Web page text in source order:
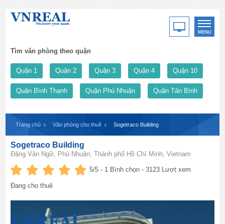
Tìm văn phòng theo quận
Quận 1 Quận 2 Quận 3 Quận 4 Quận 10
Quận Bình Thạnh Quận Phú Nhuận Quận Tân Bình
Trang chủ Văn phòng cho thuê Sogetraco Building
Sogetraco Building
Đặng Văn Ngữ, Phú Nhuận, Thành phố Hồ Chí Minh, Vietnam
5/5 - 1 Bình chọn - 3123 Lượt xem
Đang cho thuê